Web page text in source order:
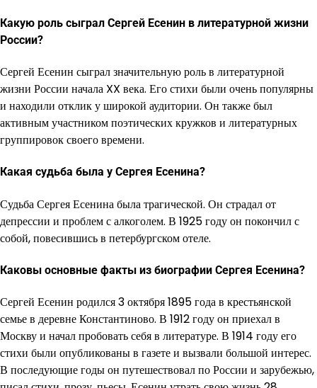
Какую роль сыграл Сергей Есенин в литературной жизни
России?
Сергей Есенин сыграл значительную роль в литературной
жизни России начала XX века. Его стихи были очень популярны
и находили отклик у широкой аудитории. Он также был
активным участником поэтических кружков и литературных
группировок своего времени.
Какая судьба была у Сергея Есенина?
Судьба Сергея Есенина была трагической. Он страдал от
депрессии и проблем с алкоголем. В 1925 году он покончил с
собой, повесившись в петербургском отеле.
Каковы основные факты из биографии Сергея Есенина?
Сергей Есенин родился 3 октября 1895 года в крестьянской
семье в деревне Константиново. В 1912 году он приехал в
Москву и начал пробовать себя в литературе. В 1914 году его
стихи были опубликованы в газете и вызвали большой интерес.
В последующие годы он путешествовал по России и зарубежью,